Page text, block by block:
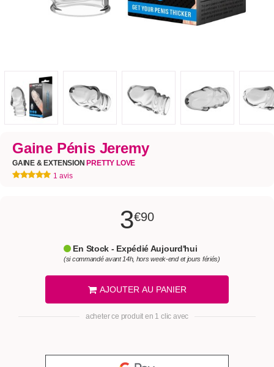
Gaine Pénis Jeremy
GAINE & EXTENSION PRETTY LOVE
1 avis
3€90
En Stock - Expédié Aujourd'hui
(si commandé avant 14h, hors week-end et jours fériés)
AJOUTER AU PANIER
acheter ce produit en 1 clic avec